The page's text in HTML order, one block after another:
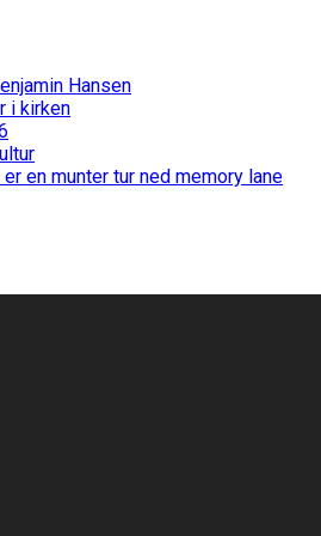
Hansen
i kirken
en munter tur ned memory lane